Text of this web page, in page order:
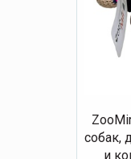
собак,
и